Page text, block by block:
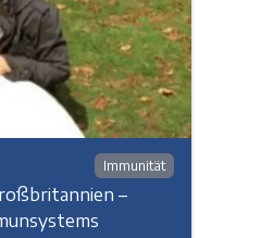
Immunität
–